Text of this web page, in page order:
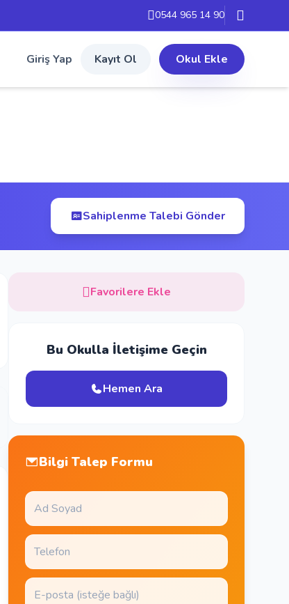
0544 965 14 90
Giriş Yap Kayıt Ol Okul Ekle
Sahiplenme Talebi Gönder
Favorilere Ekle
Bu Okulla İletişime Geçin
Hemen Ara
Bilgi Talep Formu